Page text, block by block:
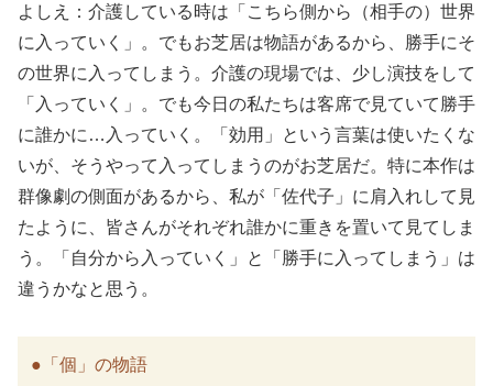
よしえ：介護している時は「こちら側から（相手の）世界
に入っていく」。でもお芝居は物語があるから、勝手にそ
の世界に入ってしまう。介護の現場では、少し演技をして
「入っていく」。でも今日の私たちは客席で見ていて勝手
に誰かに…入っていく。「効用」という言葉は使いたくな
いが、そうやって入ってしまうのがお芝居だ。特に本作は
群像劇の側面があるから、私が「佐代子」に肩入れして見
たように、皆さんがそれぞれ誰かに重きを置いて見てしま
う。「自分から入っていく」と「勝手に入ってしまう」は
違うかなと思う。
●「個」の物語